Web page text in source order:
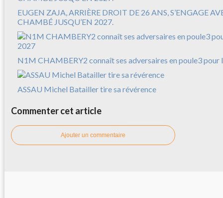
EUGEN ZAJA, ARRIÈRE DROIT DE 26 ANS, S’ENGAGE
CHAMBÉ JUSQU’EN 2027.
N1M CHAMBERY2 connaît ses adversaires en poule3 pour
ASSAU Michel Batailler tire sa révérence
Commenter cet article
Ajouter un commentaire